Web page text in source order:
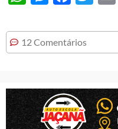
12 Comentários